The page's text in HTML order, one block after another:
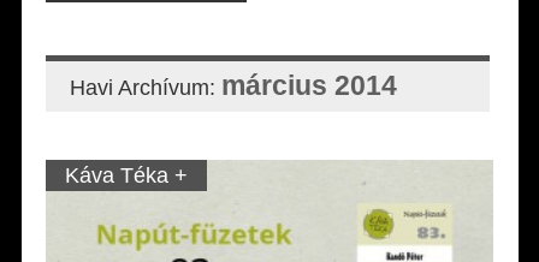
Havi Archívum: március 2014
Káva Téka +